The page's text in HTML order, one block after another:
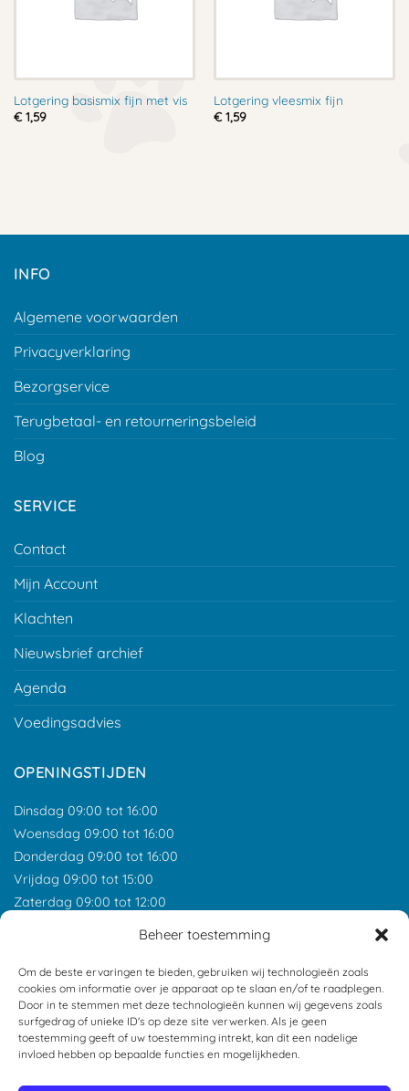
Beheer toestemming
Om de beste ervaringen te bieden, gebruiken wij technologieën zoals
cookies om informatie over je apparaat op te slaan en/of te raadplegen.
Door in te stemmen met deze technologieën kunnen wij gegevens zoals
surfgedrag of unieke ID's op deze site verwerken. Als je geen
toestemming geeft of uw toestemming intrekt, kan dit een nadelige
invloed hebben op bepaalde functies en mogelijkheden.
Lotgering basismix fijn met vis
€1,59
Lotgering vleesmix fijn
€1,59
INFO
Algemene voorwaarden
Privacyverklaring
Bezorgservice
Terugbetaal- en retourneringsbeleid
Blog
SERVICE
Contact
Mijn Account
Klachten
Nieuwsbrief archief
Agenda
Voedingsadvies
OPENINGSTIJDEN
Dinsdag 09:00 tot 16:00
Woensdag 09:00 tot 16:00
Donderdag 09:00 tot 16:00
Vrijdag 09:00 tot 15:00
Zaterdag 09:00 tot 12:00
ONZE RECENSIES